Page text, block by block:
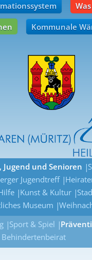
Kommunale
Jugend und Senioren
Jugendtreff
Kunst & Kultur
Museum
Sport & Spiel